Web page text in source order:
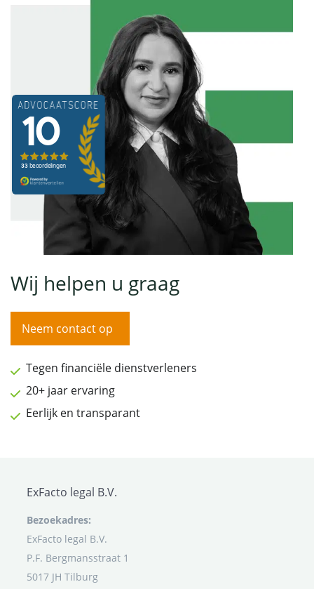
Wij helpen u graag
Neem contact op
Tegen financiële dienstverleners
20+ jaar ervaring
Eerlijk en transparant
ExFacto legal B.V.
Bezoekadres:
ExFacto legal B.V.
P.F. Bergmansstraat 1
5017 JH Tilburg